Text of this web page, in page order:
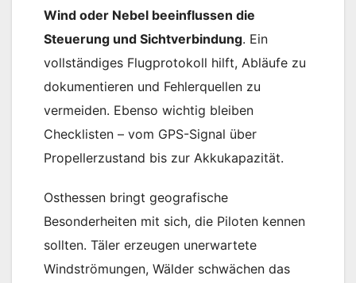
Wind oder Nebel beeinflussen die
Steuerung und Sichtverbindung. Ein
vollständiges Flugprotokoll hilft, Abläufe zu
dokumentieren und Fehlerquellen zu
vermeiden. Ebenso wichtig bleiben
Checklisten – vom GPS-Signal über
Propellerzustand bis zur Akkukapazität.
Osthessen bringt geografische
Besonderheiten mit sich, die Piloten kennen
sollten. Täler erzeugen unerwartete
Windströmungen, Wälder schwächen das